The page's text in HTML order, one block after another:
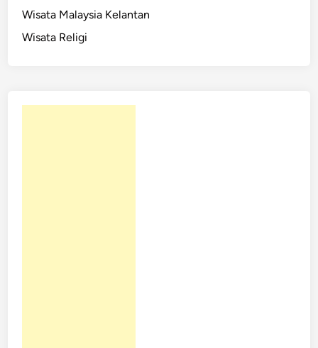
Wisata Malaysia Kelantan
Wisata Religi